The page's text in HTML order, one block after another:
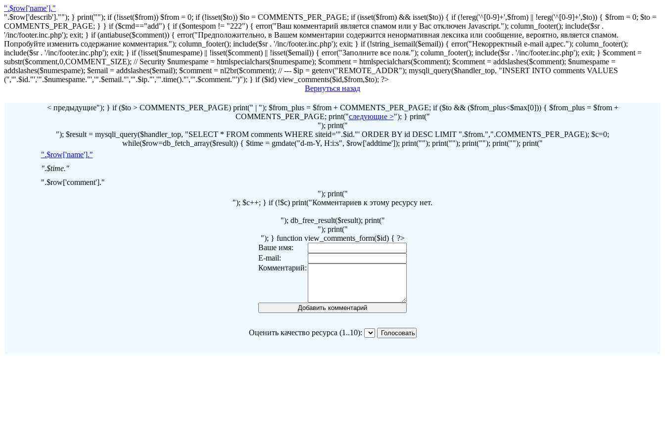
".$row['name']."
".$row['describ'].""); } print(""); if (!isset($from)) $from = 0; if (!isset($to)) $to = COMMENTS_PER_PAGE; if (isset($from) && isset($to)) { if (!ereg('^[0-9]+',$from) || !ereg('^[0-9]+',$to)) { $from = 0; $to =
COMMENTS_PER_PAGE; } } if ($cmd=="add") { if ($ontespom != "222") { error("Ваш комментарий является спамом или у Вас отключен Javascript."); column_footer(); include($sr .
'/inc/footer.inc.php'); exit; } if (antiabuse($comment)) { error("Предположительно, в Вашем комментарии содержится ненормативная лексика или сообщение, вероятно, является спамом.
Попробуйте изменить содержание комментария."); column_footer(); include($sr . '/inc/footer.inc.php'); exit; } if (!string_isemail($email)) { error("Некорректный e-mail адрес."); column_footer();
include($sr . '/inc/footer.inc.php'); exit; } if (!isset($numespame) || !isset($comment) || !isset($email)) { error("Заполните все поля."); column_footer(); include($sr . '/inc/footer.inc.php'); exit; } $comment =
substr($comment,0,COMMENT_SIZE); // Security $numespame = htmlspecialchars($numespame); $comment = htmlspecialchars($comment); $comment = addslashes($comment); $numespame =
addslashes($numespame); $email = addslashes($email); $comment = nl2br($comment); // --- $ip = getenv("REMOTE_ADDR"); mysqli_query($handler_top, "INSERT INTO comments VALUES
('','".$id."','".$numespame."','".$email."','".$ip."','".time()."','".$comment."')"); } if ($id) view_comments($id,$from,$to); ?>
Вернуться назад
< предыдущие"); } if ($to > COMMENTS_PER_PAGE) print(" | "); $from_plus = $from + COMMENTS_PER_PAGE; if ($to && ($from_plus<$max[0])) { $from_plus = $from +
COMMENTS_PER_PAGE; print("следующие >"); } print("
"); print("
"); $result = mysqli_query($handler_top, "SELECT * FROM comments WHERE siteid='".$id."' ORDER BY id DESC LIMIT ".$from.",".COMMENTS_PER_PAGE); $c=0;
while($row=db_fetch_array($result)) { $time = gmdate("d-m-Y, H:i:s", $row['addtime']); print(""); print(""); print(""); print(""); print("
".$row['name']."
".$time."
".$row['comment']."
"); print("
"); $c++; } if (!$c) print("Комментариев к этому ресурсу нет.
"); db_free_result($result); print("
"); print("
"); } function view_comments_form($id) { ?>
Ваше имя:
E-mail:
Комментарий:
Оценить качество ресурса (1..10):